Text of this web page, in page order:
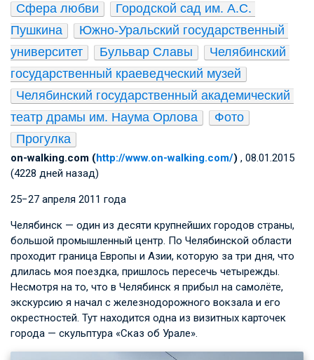
Сфера любви
Городской сад им. А.С.
Пушкина
Южно-Уральский государственный
университет
Бульвар Славы
Челябинский
государственный краеведческий музей
Челябинский государственный академический
театр драмы им. Наума Орлова
Фото
Прогулка
on-walking.com (http://www.on-walking.com/) , 08.01.2015
(4228 дней назад)
25−27 апреля 2011 года
Челябинск — один из десяти крупнейших городов страны,
большой промышленный центр. По Челябинской области
проходит граница Европы и Азии, которую за три дня, что
длилась моя поездка, пришлось пересечь четырежды.
Несмотря на то, что в Челябинск я прибыл на самолёте,
экскурсию я начал с железнодорожного вокзала и его
окрестностей. Тут находится одна из визитных карточек
города — скульптура «Сказ об Урале».